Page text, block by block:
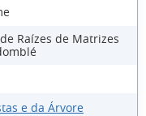
Raízes de Matrizes
e da Árvore